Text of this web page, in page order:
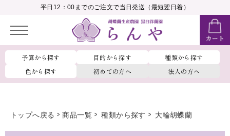
平日12：00までのご注文で当日発送（最短翌日着）
予算から探す 目的から探す
種類から探す
色から探す
初めての方へ 法人の方へ
会員ランク：__MEMBER_RANK_NAME__
トップへ戻る 商品一覧 種類から探す 大輪胡蝶蘭